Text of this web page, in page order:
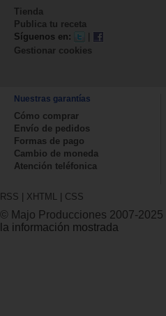
Tienda
Publica tu receta
Síguenos en:
Gestionar cookies
Nuestras garantías
Cómo comprar
Envío de pedidos
Formas de pago
Cambio de moneda
Atención teléfonica
RSS XHTML CSS
© Majo Producciones 2007-2025
la información mostrada